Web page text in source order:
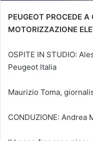
PEUGEOT PROCEDE A
MOTORIZZAZIONE
OSPITE IN STUDIO:
Peugeot Italia
Maurizio Toma,
CONDUZIONE: Andrea